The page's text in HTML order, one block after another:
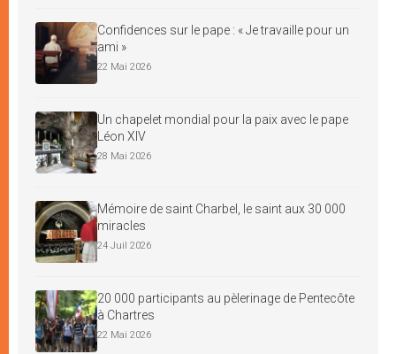
Confidences sur le pape : « Je travaille pour un
ami »
22 Mai 2026
Un chapelet mondial pour la paix avec le pape
Léon XIV
28 Mai 2026
Mémoire de saint Charbel, le saint aux 30 000
miracles
24 Juil 2026
20 000 participants au pèlerinage de Pentecôte
à Chartres
22 Mai 2026